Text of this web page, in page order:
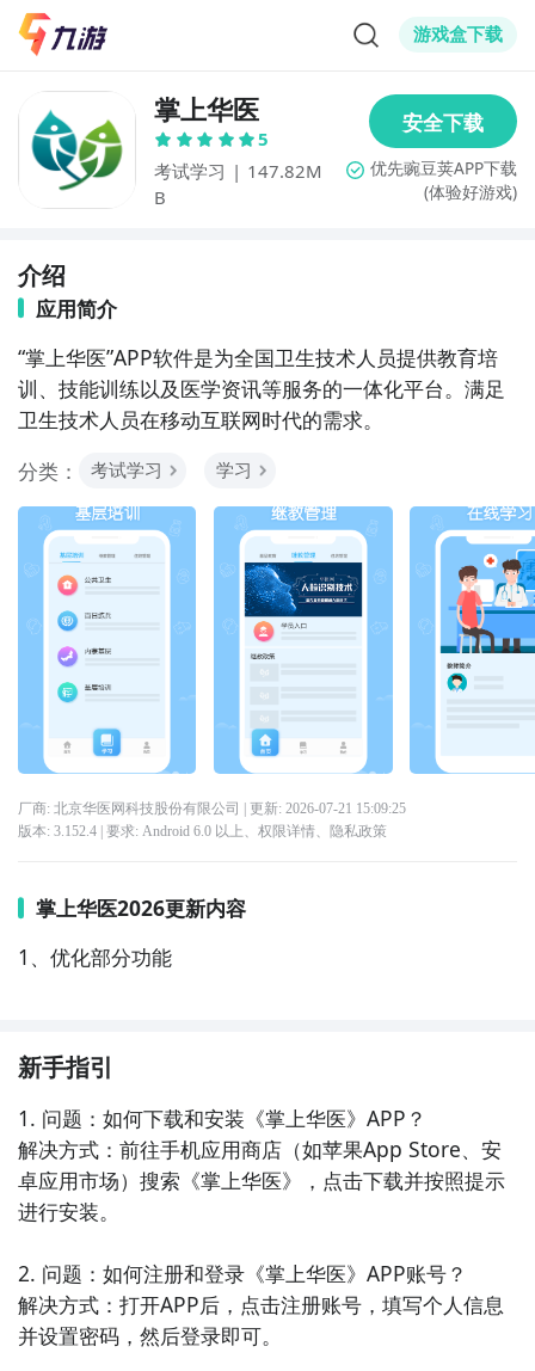
游戏盒下载
掌上华医
5
考试学习 | 147.82M
B
(体验好游戏)
介绍
应用简介
“掌上华医”APP软件是为全国卫生技术人员提供教育培
训、技能训练以及医学资讯等服务的一体化平台。满足
卫生技术人员在移动互联网时代的需求。
分类：
考试学习 学习
厂商: 北京华医网科技股份有限公司 | 更新: 2026-07-21 15:09:25
版本: 3.152.4| 要求: Android 6.0 以上、 权限详情、 隐私政策
掌上华医2026更新内容
1、优化部分功能
新手指引
1. 问题：如何下载和安装《掌上华医》APP？
解决方式：前往手机应用商店（如苹果App Store、安
卓应用市场）搜索《掌上华医》，点击下载并按照提示
进行安装。
2. 问题：如何注册和登录《掌上华医》APP账号？
解决方式：打开APP后，点击注册账号，填写个人信息
并设置密码，然后登录即可。